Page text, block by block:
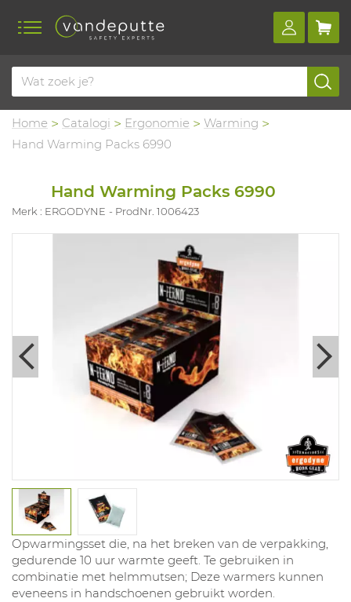
Home Catalogi Ergonomie
Warming
Hand Warming Packs 6990
Hand Warming Packs 6990
Merk : ERGODYNE ProdNr. 1006423
Opwarmingsset die, na het breken van de verpakking,
gedurende 10 uur warmte geeft. Te gebruiken in
combinatie met helmmutsen; Deze warmers kunnen
eveneens in handschoenen gebruikt worden.